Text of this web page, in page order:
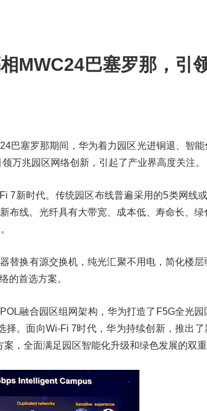
MWC24巴塞罗那，引
巴塞罗那期间，华为着力园区光进铜退、智
万兆园区网络创新，引起了产业界高度关注。
7新时代。传统园区布线普遍采用的5类网线
布线。光纤具有大带宽、成本低、寿命长、绿
替换有源交换机，纯光汇聚不用电，简化楼
的首选方案。
融合园区组网架构，华为打造了F5G全光园
。面向Wi-Fi 7时代，华为持续创新，推出了
，全面满足园区智能化升级和绿色发展的双